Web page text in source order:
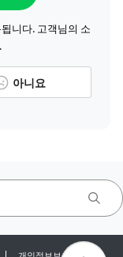
니다. 고객님의 소
아니요